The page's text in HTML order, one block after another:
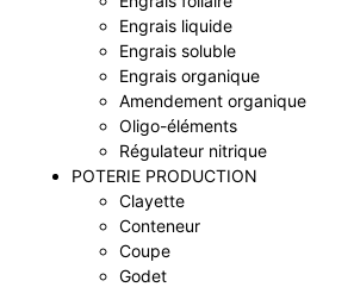
Engrais liquide
Engrais soluble
Engrais organique
Amendement organique
Oligo-éléments
Régulateur nitrique
POTERIE PRODUCTION
Clayette
Conteneur
Coupe
Godet